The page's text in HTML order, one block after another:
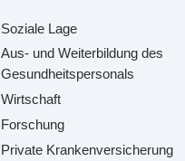
Soziale Lage
Aus- und Weiterbildung des
Gesundheitspersonals
Wirtschaft
Forschung
Private Krankenversicherung